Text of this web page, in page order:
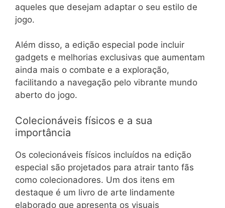
aqueles que desejam adaptar o seu estilo de
jogo.
Além disso, a edição especial pode incluir
gadgets e melhorias exclusivas que aumentam
ainda mais o combate e a exploração,
facilitando a navegação pelo vibrante mundo
aberto do jogo.
Colecionáveis físicos e a sua
importância
Os colecionáveis físicos incluídos na edição
especial são projetados para atrair tanto fãs
como colecionadores. Um dos itens em
destaque é um livro de arte lindamente
elaborado que apresenta os visuais